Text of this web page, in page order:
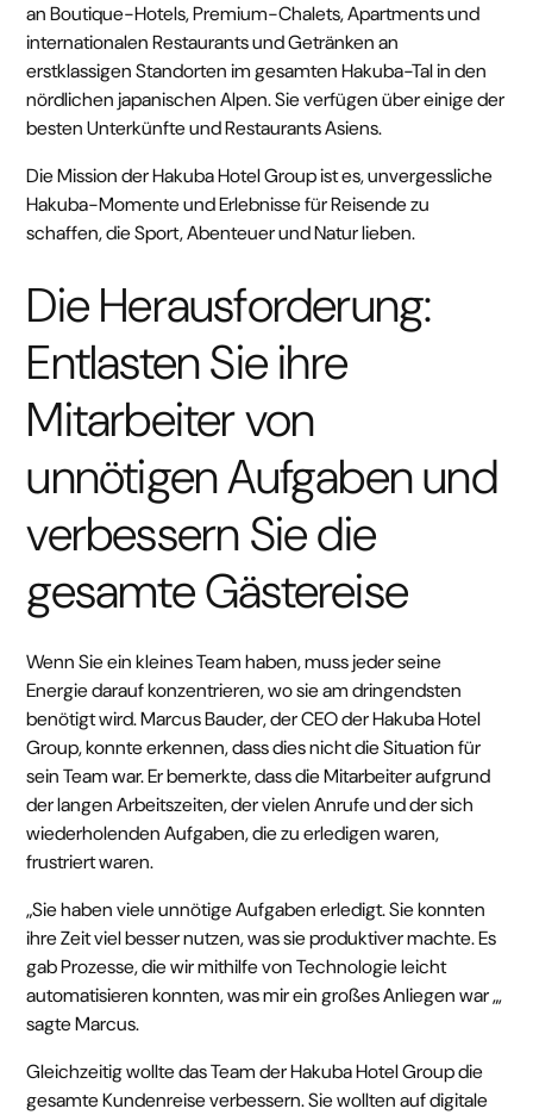
an Boutique-Hotels, Premium-Chalets, Apartments und
internationalen Restaurants und Getränken an
erstklassigen Standorten im gesamten Hakuba-Tal in den
nördlichen japanischen Alpen. Sie verfügen über einige der
besten Unterkünfte und Restaurants Asiens.
Die Mission der Hakuba Hotel Group ist es, unvergessliche
Hakuba-Momente und Erlebnisse für Reisende zu
schaffen, die Sport, Abenteuer und Natur lieben.
Die Herausforderung:
Entlasten Sie ihre
Mitarbeiter von
unnötigen Aufgaben und
verbessern Sie die
gesamte Gästereise
Wenn Sie ein kleines Team haben, muss jeder seine
Energie darauf konzentrieren, wo sie am dringendsten
benötigt wird. Marcus Bauder, der CEO der Hakuba Hotel
Group, konnte erkennen, dass dies nicht die Situation für
sein Team war. Er bemerkte, dass die Mitarbeiter aufgrund
der langen Arbeitszeiten, der vielen Anrufe und der sich
wiederholenden Aufgaben, die zu erledigen waren,
frustriert waren.
„Sie haben viele unnötige Aufgaben erledigt. Sie konnten
ihre Zeit viel besser nutzen, was sie produktiver machte. Es
gab Prozesse, die wir mithilfe von Technologie leicht
automatisieren konnten, was mir ein großes Anliegen war „,
sagte Marcus.
Gleichzeitig wollte das Team der Hakuba Hotel Group die
gesamte Kundenreise verbessern. Sie wollten auf digitale